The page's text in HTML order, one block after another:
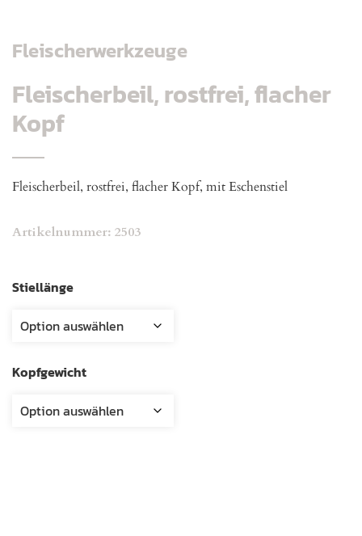
Fleischerwerkzeuge
Fleischerbeil, rostfrei, flacher
Kopf
Fleischerbeil, rostfrei, flacher Kopf, mit Eschenstiel
Artikelnummer: 2503
Stiellänge
Kopfgewicht